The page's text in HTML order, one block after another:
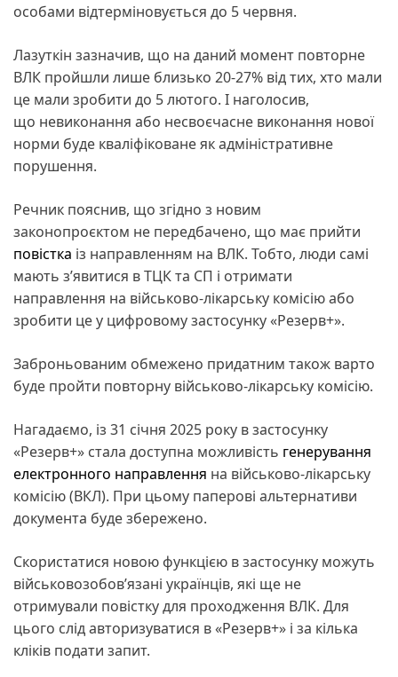
особами відтерміновується до 5 червня.
Лазуткін зазначив, що на даний момент повторне
ВЛК пройшли лише близько 20-27% від тих, хто мали
це мали зробити до 5 лютого. І наголосив,
що невиконання або несвоєчасне виконання нової
норми буде кваліфіковане як адміністративне
порушення.
Речник пояснив, що згідно з новим
законопроєктом не передбачено, що має прийти
повістка із направленням на ВЛК. Тобто, люди самі
мають з’явитися в ТЦК та СП і отримати
направлення на військово-лікарську комісію або
зробити це у цифровому застосунку «Резерв+».
Заброньованим обмежено придатним також варто
буде пройти повторну військово-лікарську комісію.
Нагадаємо, із 31 січня 2025 року в застосунку
«Резерв+» стала доступна можливість генерування
електронного направлення на військово-лікарську
комісію (ВКЛ). При цьому паперові альтернативи
документа буде збережено.
Скористатися новою функцією в застосунку можуть
військовозобов’язані українців, які ще не
отримували повістку для проходження ВЛК. Для
цього слід авторизуватися в «Резерв+» і за кілька
кліків подати запит.